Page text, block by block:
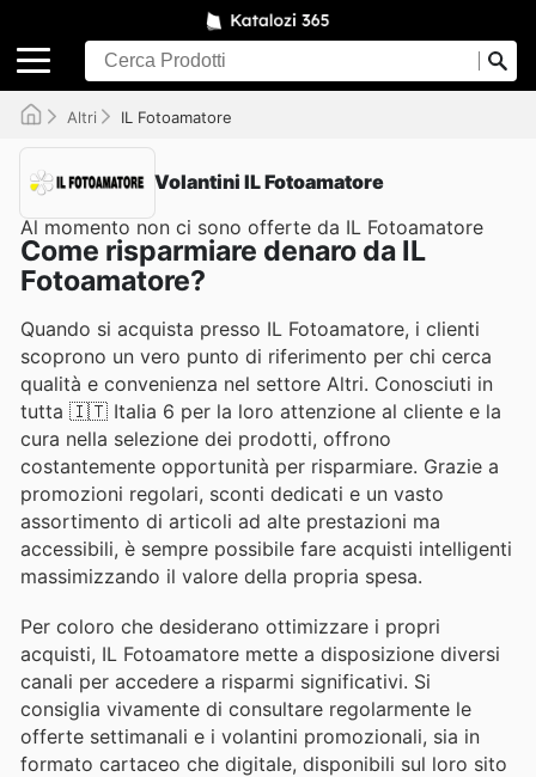
Altri IL Fotoamatore
Volantini IL Fotoamatore
Al momento non ci sono offerte da IL Fotoamatore
Come risparmiare denaro da IL
Fotoamatore?
Quando si acquista presso IL Fotoamatore, i clienti
scoprono un vero punto di riferimento per chi cerca
qualità e convenienza nel settore Altri. Conosciuti in
tutta 🇮🇹 Italia 6 per la loro attenzione al cliente e la
cura nella selezione dei prodotti, offrono
costantemente opportunità per risparmiare. Grazie a
promozioni regolari, sconti dedicati e un vasto
assortimento di articoli ad alte prestazioni ma
accessibili, è sempre possibile fare acquisti intelligenti
massimizzando il valore della propria spesa.
Per coloro che desiderano ottimizzare i propri
acquisti, IL Fotoamatore mette a disposizione diversi
canali per accedere a risparmi significativi. Si
consiglia vivamente di consultare regolarmente le
offerte settimanali e i volantini promozionali, sia in
formato cartaceo che digitale, disponibili sul loro sito